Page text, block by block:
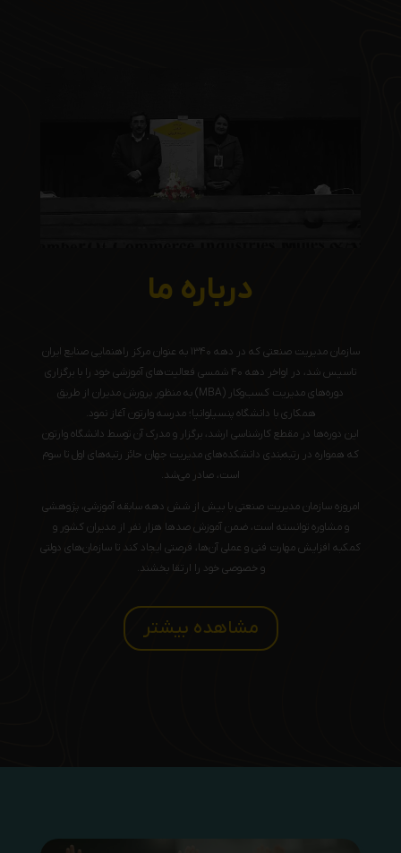
درباره ما
سازمان مدیریت صنعتی که در دهه ۱۳۴۰ به عنوان مرکز راهنمایی صنایع ایران
تاسیس شد، در اواخر دهه ۴۰ شمسی فعالیت‌های آموزشی خود را با برگزاری
دوره‌های مدیریت کسب‌وکار (MBA) به منظور پرورش مدیران از طریق
همکاری با دانشگاه پنسیلوانیا؛ مدرسه وارتون آغاز نمود.
این دوره‌ها در مقطع کارشناسی ارشد، برگزار و مدرک آن توسط دانشگاه وارتون
که همواره در رتبه‌بندی دانشکده‌های مدیریت جهان حائز رتبه‌های اول تا سوم
است، صادر می‌شد.
امروزه سازمان مدیریت صنعتی با بیش از شش دهه سابقه آموزشی، پژوهشی
و مشاوره توانسته است، ضمن آموزش صدها هزار نفر از مدیران کشور و
کمکبه افزایش مهارت فنی و عملی آن‌ها، فرصتی ایجاد کند تا سازمان‌های دولتی
و خصوصی خود را ارتقا بخشند.
مشاهده بیشتر